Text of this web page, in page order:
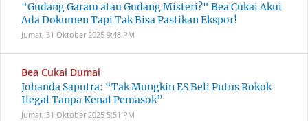
"Gudang Garam atau Gudang Misteri?" Bea Cukai Akui
Ada Dokumen Tapi Tak Bisa Pastikan Ekspor!
Jumat, 31 Oktober 2025 9:48 PM
Bea Cukai Dumai
Johanda Saputra: “Tak Mungkin ES Beli Putus Rokok
Ilegal Tanpa Kenal Pemasok”
Jumat, 31 Oktober 2025 5:51 PM